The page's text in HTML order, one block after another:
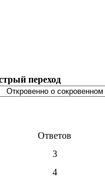
переход
Ответов
3
4